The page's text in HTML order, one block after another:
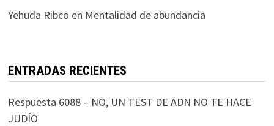
Yehuda Ribco en Mentalidad de abundancia
ENTRADAS RECIENTES
Respuesta 6088 – NO, UN TEST DE ADN NO TE HACE
JUDÍO